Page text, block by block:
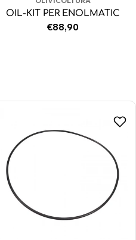
OIL-KIT PER ENOLMATIC
Prezzo
€88,90